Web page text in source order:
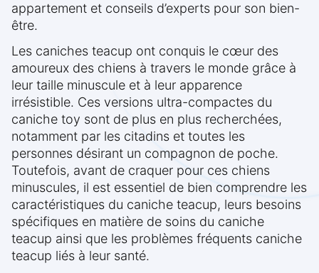
appartement et conseils d’experts pour son bien-
être.
Les caniches teacup ont conquis le cœur des
amoureux des chiens à travers le monde grâce à
leur taille minuscule et à leur apparence
irrésistible. Ces versions ultra-compactes du
caniche toy sont de plus en plus recherchées,
notamment par les citadins et toutes les
personnes désirant un compagnon de poche.
Toutefois, avant de craquer pour ces chiens
minuscules, il est essentiel de bien comprendre les
caractéristiques du caniche teacup, leurs besoins
spécifiques en matière de soins du caniche
teacup ainsi que les problèmes fréquents caniche
teacup liés à leur santé.